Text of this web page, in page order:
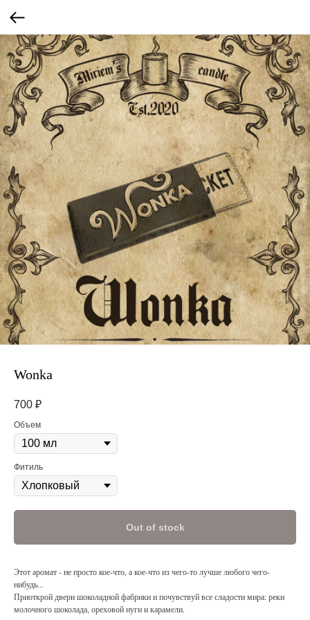
Wonka
700 ₽
Объем
Фитиль
Out of stock
Этот аромат - не просто кое-что, а кое-что из чего-то лучше любого чего-
нибудь...
Приоткрой двери шоколадной фабрики и почувствуй все сладости мира: реки
молочного шоколада, ореховой нуги и карамели.